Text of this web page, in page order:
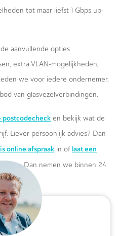
tot maar liefst 1 Gbps up-
aanvullende opties
extra VLAN-mogelijkheden,
we voor iedere ondernemer,
van glasvezelverbindingen.
postcodecheck en bekijk wat de
Liever persoonlijk advies? Dan
online afspraak in of laat een
Dan nemen we binnen 24